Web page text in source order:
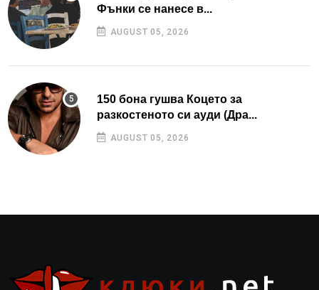
Фънки се нанесе в...
AUGUST 05, 2026
150 бона гушва Коцето за
разкостеното си ауди (Дра...
AUGUST 05, 2026